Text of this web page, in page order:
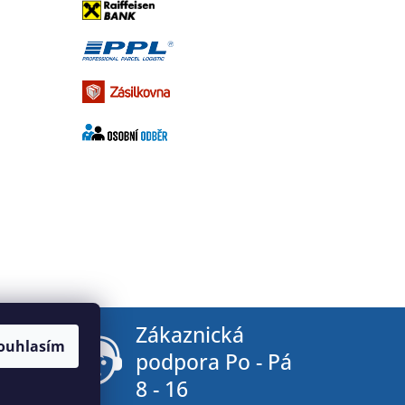
Zákaznická
podpora Po - Pá
8 - 16